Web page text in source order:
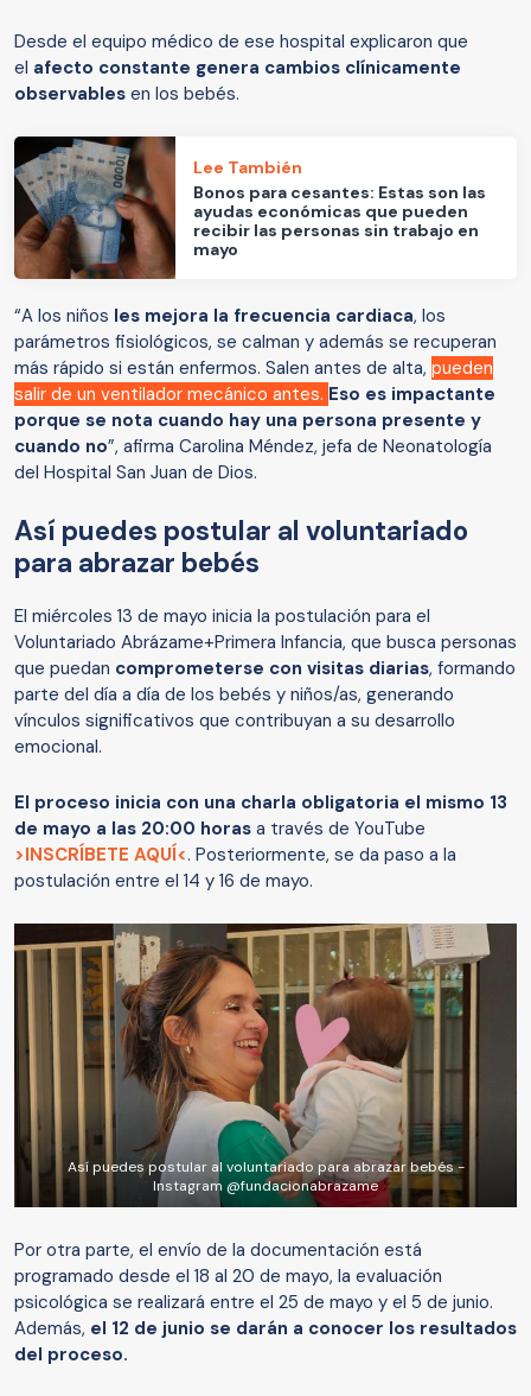
Desde el equipo médico de ese hospital explicaron que
el afecto constante genera cambios clínicamente
observables en los bebés.
Lee También
Bonos para cesantes: Estas son las
ayudas económicas que pueden
recibir las personas sin trabajo en
mayo
“A los niños les mejora la frecuencia cardiaca, los
parámetros fisiológicos, se calman y además se recuperan
más rápido si están enfermos. Salen antes de alta, pueden
salir de un ventilador mecánico antes. Eso es impactante
porque se nota cuando hay una persona presente y
cuando no”, afirma Carolina Méndez, jefa de Neonatología
del Hospital San Juan de Dios.
Así puedes postular al voluntariado
para abrazar bebés
El miércoles 13 de mayo inicia la postulación para el
Voluntariado Abrázame+Primera Infancia, que busca personas
que puedan comprometerse con visitas diarias, formando
parte del día a día de los bebés y niños/as, generando
vínculos significativos que contribuyan a su desarrollo
emocional.
El proceso inicia con una charla obligatoria el mismo 13
de mayo a las 20:00 horas a través de YouTube
>INSCRÍBETE AQUÍ<. Posteriormente, se da paso a la
postulación entre el 14 y 16 de mayo.
Así puedes postular al voluntariado para abrazar bebés -
Instagram @fundacionabrazame
Por otra parte, el envío de la documentación está
programado desde el 18 al 20 de mayo, la evaluación
psicológica se realizará entre el 25 de mayo y el 5 de junio.
Además, el 12 de junio se darán a conocer los resultados
del proceso.